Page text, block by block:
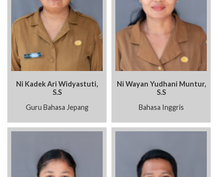
Ni Kadek Ari Widyastuti,
S.S
Guru Bahasa Jepang
Ni Wayan Yudhani Muntur,
S.S
Bahasa Inggris